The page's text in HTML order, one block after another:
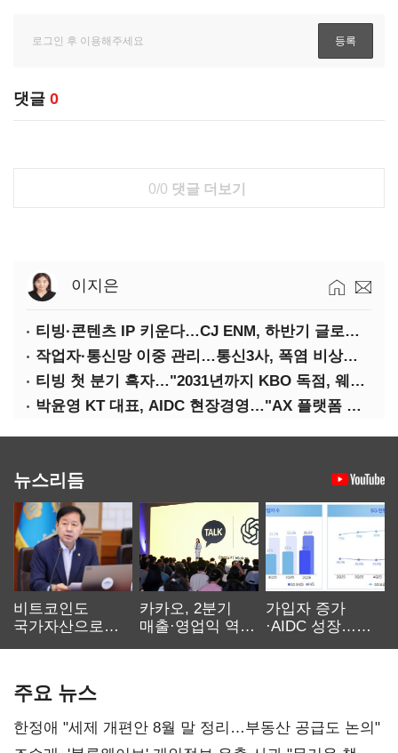
댓글 0
0/0 댓글 더보기
이지은
티빙·콘텐츠 IP 키운다…CJ ENM, 하반기 글로벌 확장 가속
작업자·통신망 이중 관리…통신3사, 폭염 비상대응 돌입
티빙 첫 분기 흑자…"2031년까지 KBO 독점, 웨이브 합병도 속도"
박윤영 KT 대표, AIDC 현장경영…"AX 플랫폼 핵심 인프라로 키운다"
뉴스리듬
비트코인도
국가자산으로…'
카카오, 2분기
매출·영업익 역대
가입자 증가
·AIDC 성장…
주요 뉴스
한정애 "세제 개편안 8월 말 정리…부동산 공급도 논의"